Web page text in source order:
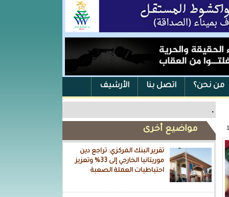
من نحن؟ اتصل بنا الأرشيف
.
مواضيع أخرى
تقرير البنك المركزي: تراجع دين
موريتانيا الخارجي إلى 33% وتعزيز
احتياطيات العملة الصعبة